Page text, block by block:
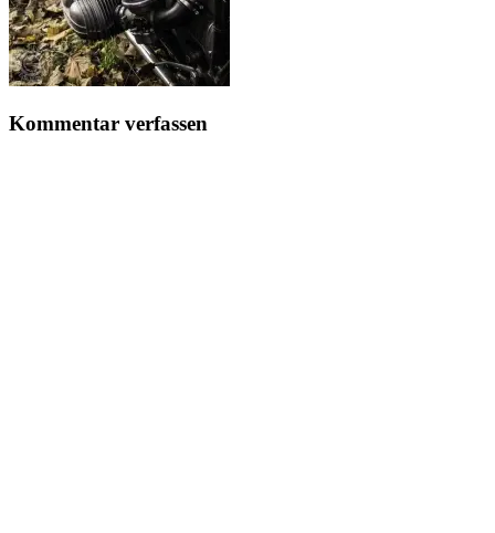
Kommentar verfassen